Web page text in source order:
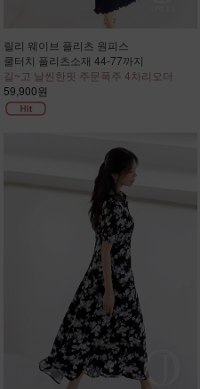
릴리 웨이브 플리츠 원피스
쿨터치 플리츠소재 44-77까지
길~고 날씬한핏 주문폭주 4차리오더
59,900원